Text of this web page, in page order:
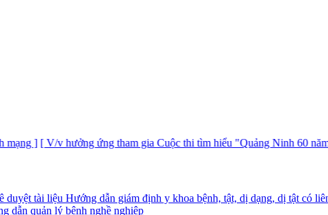
v hưởng ứng tham gia Cuộc thi tìm hiểu "Quảng Ninh 60 năm xây
tài liệu Hướng dẫn giám định y khoa bệnh, tật, dị dạng, dị tật có
dẫn quản lý bệnh nghề nghiệp